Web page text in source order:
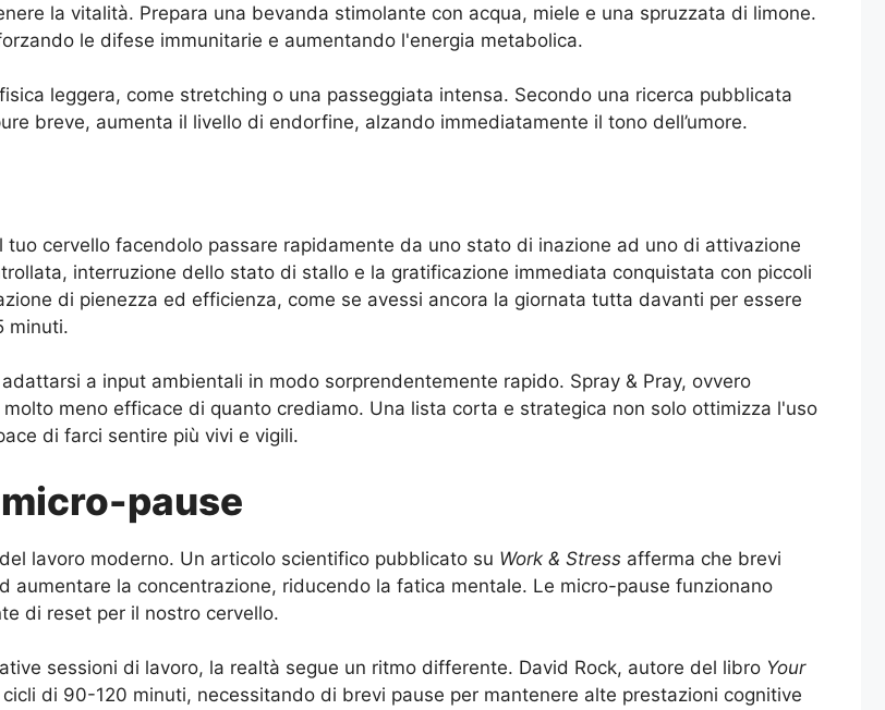
la vitalità. Prepara una bevanda stimolante con acqua, miele e una spruzzata di limone.
le difese immunitarie e aumentando l'energia metabolica.
leggera, come stretching o una passeggiata intensa. Secondo una ricerca pubblicata
breve, aumenta il livello di endorfine, alzando immediatamente il tono dell’umore.
cervello facendolo passare rapidamente da uno stato di inazione ad uno di attivazione
interruzione dello stato di stallo e la gratificazione immediata conquistata con piccoli
di pienezza ed efficienza, come se avessi ancora la giornata tutta davanti per essere
minuti.
a input ambientali in modo sorprendentemente rapido. Spray & Pray, ovvero
meno efficace di quanto crediamo. Una lista corta e strategica non solo ottimizza l'uso
di farci sentire più vivi e vigili.
pause
lavoro moderno. Un articolo scientifico pubblicato su Work & Stress afferma che brevi
aumentare la concentrazione, riducendo la fatica mentale. Le micro-pause funzionano
di reset per il nostro cervello.
sessioni di lavoro, la realtà segue un ritmo differente. David Rock, autore del libro Your
di 90-120 minuti, necessitando di brevi pause per mantenere alte prestazioni cognitive